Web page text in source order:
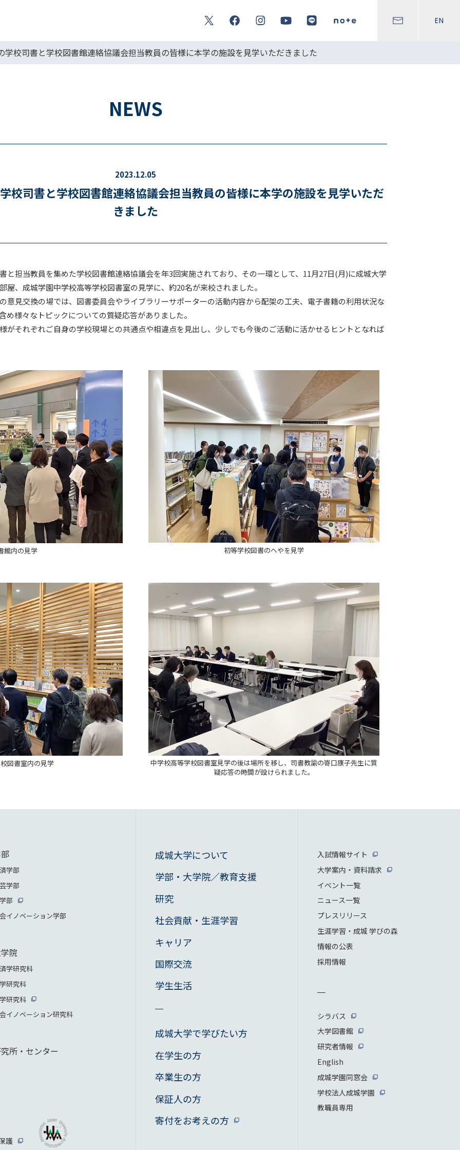
EN
学校司書と学校図書館連絡協議会担当教員の皆様に本学の施設を見学いただきました
NEWS
2023.12.05
校司書と学校図書館連絡協議会担当教員の皆様に本学の施設を見学いただ
きました
担当教員を集めた学校図書館連絡協議会を年3回実施されており、その一環として、11月27日(月)に成城大学
屋、成城学園中学校高等学校図書室の見学に、約20名が来校されました。
見交換の場では、図書委員会やライブラリーサポーターの活動内容から配架の工夫、電子書籍の利用状況な
め様々なトピックについての質疑応答がありました。
それぞれご自身の学校現場との共通点や相違点を見出し、少しでも今後のご活動に活かせるヒントとなれば
館内の見学 初等学校図書のへやを見学
図書室内の見学
中学校高等学校図書室見学の後は場所を移し、司書教諭の嵜口康子先生に質
疑応答の時間が設けられました。
護
学部
学部
部
イノベーション学部
院
学研究科
研究科
研究科
イノベーション研究科
所・センター
成城大学について
学部・大学院／教育支援
研究
社会貢献・生涯学習
キャリア
国際交流
学生生活
成城大学で学びたい方
在学生の方
卒業生の方
保証人の方
寄付をお考えの方
入試情報サイト
大学案内・資料請求
イベント一覧
ニュース一覧
プレスリリース
生涯学習・成城 学びの森
情報の公表
採用情報
シラバス
大学図書館
研究者情報
English
成城学園同窓会
学校法人成城学園
教職員専用